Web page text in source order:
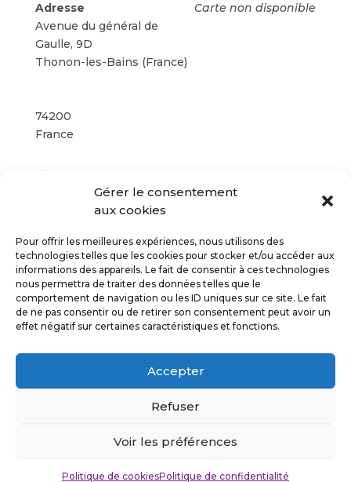
Gérer le consentement
aux cookies
Pour offrir les meilleures expériences, nous utilisons des
technologies telles que les cookies pour stocker et/ou accéder aux
informations des appareils. Le fait de consentir à ces technologies
nous permettra de traiter des données telles que le
comportement de navigation ou les ID uniques sur ce site. Le fait
de ne pas consentir ou de retirer son consentement peut avoir un
effet négatif sur certaines caractéristiques et fonctions.
Accepter
Refuser
Voir les préférences
Politique de cookiesPolitique de confidentialité
Carte non disponible
Adresse
Avenue du général de
Gaulle, 9D
Thonon-les-Bains (France)
74200
France
<li>Aucun évènement à cet emplacement</li>
Suivez-moi
Politique de confidentialité